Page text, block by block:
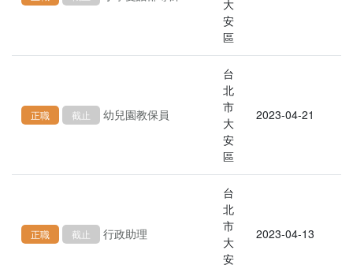
大
安
區
正職 截止 幼兒園教保員
台
北
市
大
安
區
2023-04-21
正職 截止 行政助理
台
北
市
大
安
2023-04-13